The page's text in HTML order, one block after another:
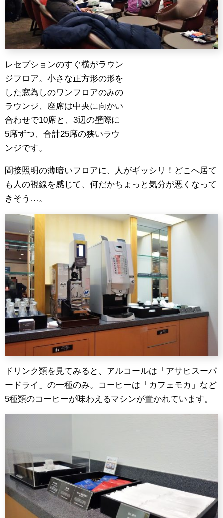
レセプションのすぐ横がラウン
ジフロア。小さな正方形の形を
した窓為しのワンフロアのみの
ラウンジ、座席は中央に向かい
合わせで10席と、3辺の壁際に
5席ずつ、合計25席の狭いラウ
ンジです。
間接照明の薄暗いフロアに、人がギッシリ！どこへ居て
も人の視線を感じて、何だかちょっと気分が悪くなって
きそう…。
ドリンク類を見てみると、アルコールは「アサヒスーパ
ードライ」の一種のみ。コーヒーは「カフェモカ」など
5種類のコーヒーが味わえるマシンが置かれています。